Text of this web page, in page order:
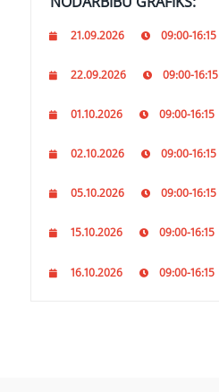
21.09.2026 09:00-16:15
22.09.2026 09:00-16:15
01.10.2026 09:00-16:15
02.10.2026 09:00-16:15
05.10.2026 09:00-16:15
15.10.2026 09:00-16:15
16.10.2026 09:00-16:15